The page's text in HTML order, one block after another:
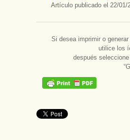
Artículo publicado el 22/01/
Si desea imprimir o
utilice los
después